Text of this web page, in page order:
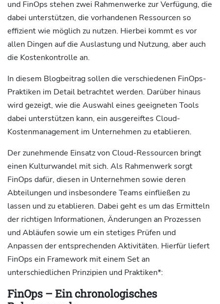
und FinOps stehen zwei Rahmenwerke zur Verfügung, die
dabei unterstützen, die vorhandenen Ressourcen so
effizient wie möglich zu nutzen. Hierbei kommt es vor
allen Dingen auf die Auslastung und Nutzung, aber auch
die Kostenkontrolle an.
In diesem Blogbeitrag sollen die verschiedenen FinOps-
Praktiken im Detail betrachtet werden. Darüber hinaus
wird gezeigt, wie die Auswahl eines geeigneten Tools
dabei unterstützen kann, ein ausgereiftes Cloud-
Kostenmanagement im Unternehmen zu etablieren.
Der zunehmende Einsatz von Cloud-Ressourcen bringt
einen Kulturwandel mit sich. Als Rahmenwerk sorgt
FinOps dafür, diesen in Unternehmen sowie deren
Abteilungen und insbesondere Teams einfließen zu
lassen und zu etablieren. Dabei geht es um das Ermitteln
der richtigen Informationen, Änderungen an Prozessen
und Abläufen sowie um ein stetiges Prüfen und
Anpassen der entsprechenden Aktivitäten. Hierfür liefert
FinOps ein Framework mit einem Set an
unterschiedlichen Prinzipien und Praktiken*:
FinOps – Ein chronologisches